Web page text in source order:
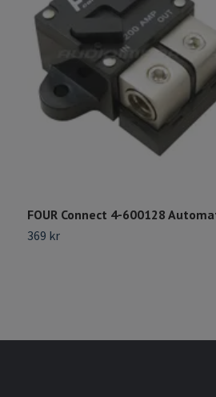
FOUR Connect 4-600128
369 kr